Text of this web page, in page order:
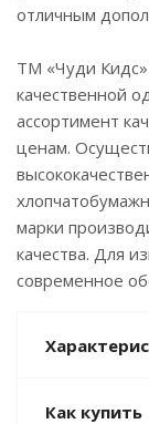
отличным
ТМ «Чуди
качественной
ассортимент
ценам.
марки
качества. Для
современное
Как купить